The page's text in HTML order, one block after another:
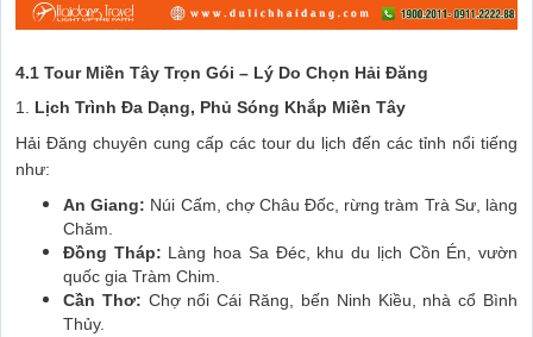
4.1 Tour Miền Tây Trọn Gói – Lý Do Chọn Hải Đăng
1. Lịch Trình Đa Dạng, Phủ Sóng Khắp Miền Tây
Hải Đăng chuyên cung cấp các tour du lịch đến các tỉnh nổi tiếng
như:
An Giang: Núi Cấm, chợ Châu Đốc, rừng tràm Trà Sư, làng
Chăm.
Đồng Tháp: Làng hoa Sa Đéc, khu du lịch Cồn Én, vườn
quốc gia Tràm Chim.
Cần Thơ: Chợ nổi Cái Răng, bến Ninh Kiều, nhà cổ Bình
Thủy.